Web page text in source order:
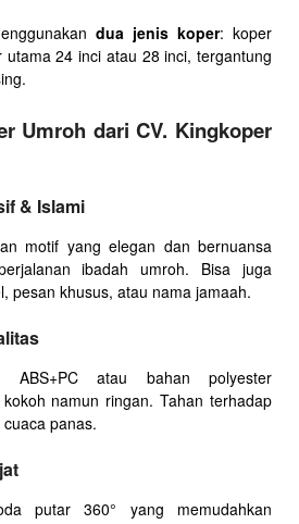
dua jenis koper: koper
24 inci atau 28 inci, tergantung
Umroh dari CV. Kingkoper
& Islami
motif yang elegan dan bernuansa
ibadah umroh. Bisa juga
pesan khusus, atau nama jamaah.
ABS+PC atau bahan polyester
namun ringan. Tahan terhadap
panas.
putar 360° yang memudahkan